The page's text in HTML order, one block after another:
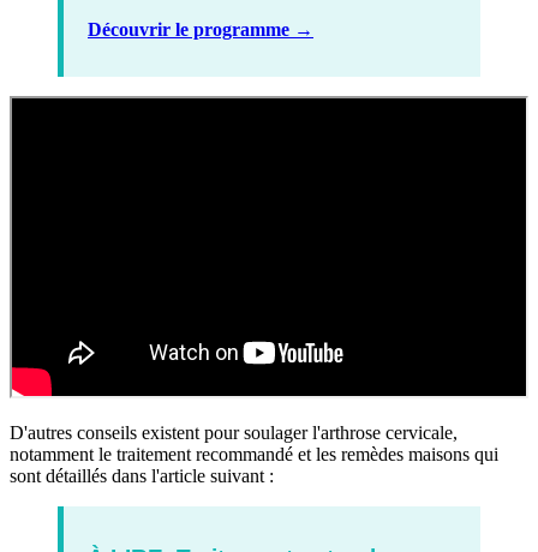
Découvrir le programme →
D'autres conseils existent pour soulager l'arthrose cervicale,
notamment le traitement recommandé et les remèdes maisons qui
sont détaillés dans l'article suivant :